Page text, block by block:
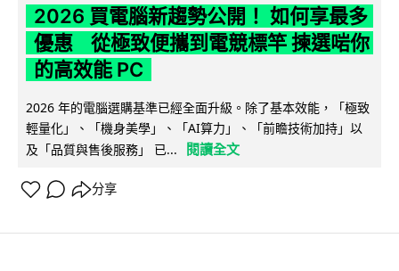
2026 買電腦新趨勢公開！ 如何享最多
優惠 從極致便攜到電競標竿 揀選啱你
的高效能 PC
2026 年的電腦選購基準已經全面升級。除了基本效能，「極致
輕量化」、「機身美學」、「AI算力」、「前瞻技術加持」以
及「品質與售後服務」 已...
閱讀全文
分享